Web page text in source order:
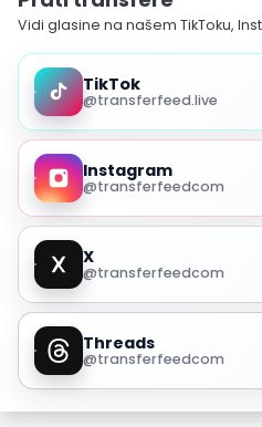
Vidi glasine na našem TikToku,
TikTok
@transferfeed.live
Instagram
@transferfeedcom
X
@transferfeedcom
Threads
@transferfeedcom